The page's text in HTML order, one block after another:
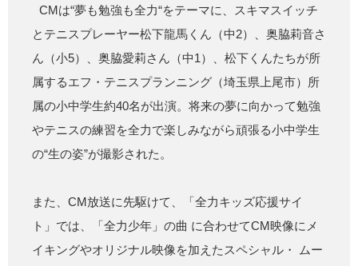
CMは“夢も勉強も全力“をテーマに、スキマスイッチ
とテニスプレーヤー松下龍馬くん（中2）、奥脇莉音さ
ん（小5）、奥脇愛莉さん（中1）、松下くんたちが所
属するエフ・テニスプランニング（埼玉県上尾市）所
属の小中学生約40名が出演。将来の夢に向かって勉強
やテニスの練習を全力で楽しみながら頑張る小中学生
の“生の姿”が撮影された。
また、CM放送に先駆けて、「全力キッズ応援サイ
ト」では、「全力少年」の曲 に合わせてCM映像にメ
イキングやオリジナル映像を加えたスペシャル・ ムー